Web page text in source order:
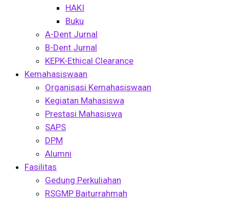
HAKI
Buku
A-Dent Jurnal
B-Dent Jurnal
KEPK-Ethical Clearance
Kemahasiswaan
Organisasi Kemahasiswaan
Kegiatan Mahasiswa
Prestasi Mahasiswa
SAPS
DPM
Alumni
Fasilitas
Gedung Perkuliahan
RSGMP Baiturrahmah